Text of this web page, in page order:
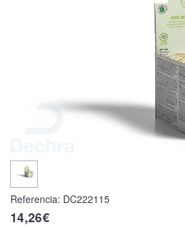
Referencia: DC222115
14,26€